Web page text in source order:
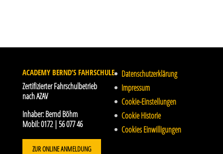
ACADEMY BERND’S FAHRSCHULE
Zertifizierter Fahrschulbetrieb
nach AZAV
Inhaber:Bernd Böhm
Mobil:0172 | 56 077 46
ZUR ONLINE ANMELDUNG
Datenschutzerklärung
Impressum
Cookie-Einstellungen
Cookie Historie
Cookies Einwilligungen